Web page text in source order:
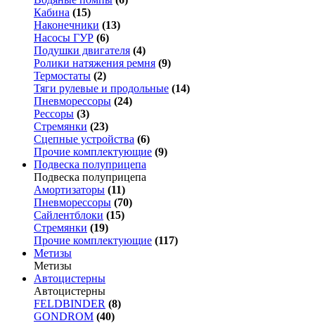
Кабина (15)
Наконечники (13)
Насосы ГУР (6)
Подушки двигателя (4)
Ролики натяжения ремня (9)
Термостаты (2)
Тяги рулевые и продольные (14)
Пневморессоры (24)
Рессоры (3)
Стремянки (23)
Сцепные устройства (6)
Прочие комплектующие (9)
Подвеска полуприцепа
Подвеска полуприцепа
Амортизаторы (11)
Пневморессоры (70)
Сайлентблоки (15)
Стремянки (19)
Прочие комплектующие (117)
Метизы
Метизы
Автоцистерны
Автоцистерны
FELDBINDER (8)
GONDROM (40)